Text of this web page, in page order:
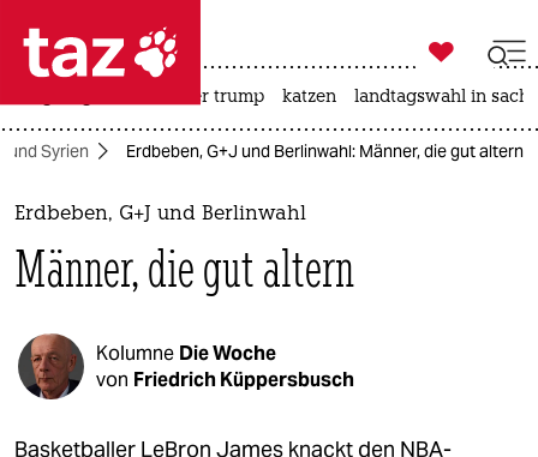
 taz zahl ich
taz zahl ich
themen
politik
öko
gesellschaft
kultur

taz zahl ich
usa unter trump katzen landtagswahl in
und Syrien Erdbeben, G+J und Berlinwahl: Männer, die gut altern
Erdbeben, G+J und Berlinwahl
Männer, die gut altern
Kolumne Die Woche
von Friedrich Küppersbusch
Basketballer LeBron James knackt den NBA-